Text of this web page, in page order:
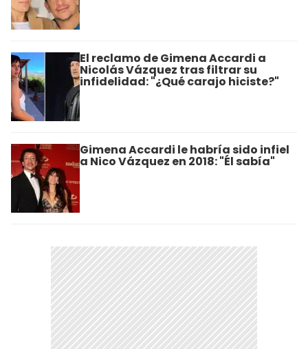
El reclamo de Gimena Accardi a
Nicolás Vázquez tras filtrar su
infidelidad: "¿Qué carajo hiciste?"
Gimena Accardi le habría sido infiel
a Nico Vázquez en 2018: "Él sabía"